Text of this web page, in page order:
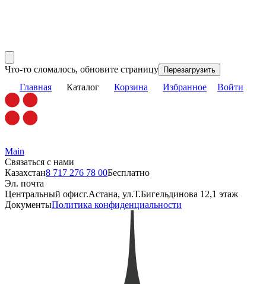
Что-то сломалось, обновите страницу Перезагрузить
Главная Каталог Корзина Избранное Войти
Main
Связаться с нами
Казахстан8 717 276 78 00Бесплатно
Эл. почта
Центральный офисг.Астана, ул.Т.Бигельдинова 12,1 этаж
ДокументыПолитика конфиденциальности